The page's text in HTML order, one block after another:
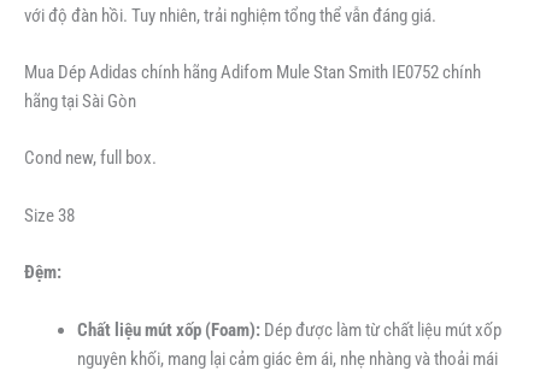
với độ đàn hồi. Tuy nhiên, trải nghiệm tổng thể vẫn đáng giá.
Mua Dép Adidas chính hãng Adifom Mule Stan Smith IE0752 chính
hãng tại Sài Gòn
Cond new, full box.
Size 38
Đệm:
Chất liệu mút xốp (Foam):Dép được làm từ chất liệu mút xốp
nguyên khối, mang lại cảm giác êm ái, nhẹ nhàng và thoải mái